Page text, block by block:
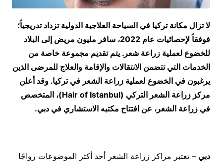
لا تزال مكانة تركيا في السياحة العلاجية الدولية تزداد تدريجياً؛
فوفقاً لإحصائيات عام 2022، سافر مليون مريض إلى البلاد
للخضوع لعملية زراعة شعر. يتم تقديم مجموعة خاصة من
الخدمات التي تتضمن الانتقالات والإقامة والعلاج للمرضى الذين
يرغبون في الخضوع لعملية زراعة الشعر في تركيا. وقد أعلن
مركز زراعة الشعر التركي (Hair of Istanbul)، المتخصص
في زراعة الشعر، عن افتتاح مكتبه الاستشاري في دبي.
دبي – تعتبر مراكز زراعة الشعر أحد أكثر الموضوعات رواجًا